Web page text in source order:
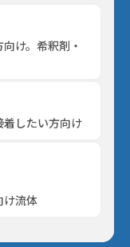
け。 希釈剤・
着したい方向け
け流体